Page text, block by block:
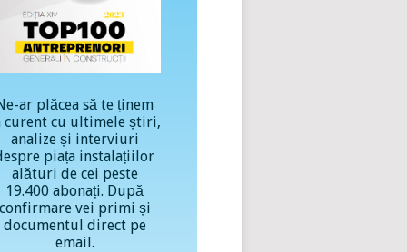
ar plăcea să te ținem
curent cu ultimele știri,
analize și interviuri
piața instalațiilor
alături de cei peste
19.400 abonați. După
vei primi și
documentul direct pe
email.